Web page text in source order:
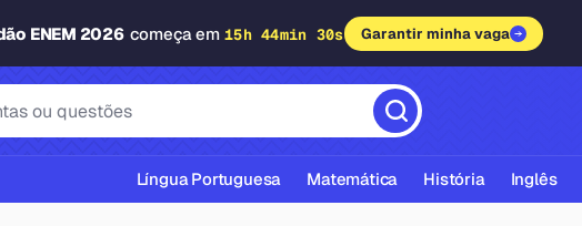
ENEM 2026 começa em 15h 44min 30s Garantir minha vaga
Língua Portuguesa Matemática História Inglês